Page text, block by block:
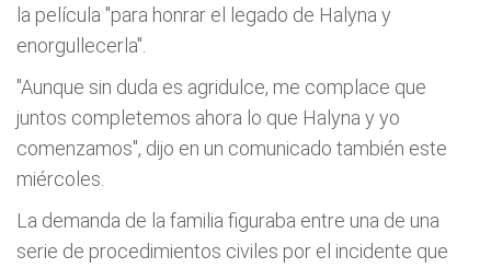
la película "para honrar el legado de Halyna y
enorgullecerla".
"Aunque sin duda es agridulce, me complace que
juntos completemos ahora lo que Halyna y yo
comenzamos", dijo en un comunicado también este
miércoles.
La demanda de la familia figuraba entre una de una
serie de procedimientos civiles por el incidente que